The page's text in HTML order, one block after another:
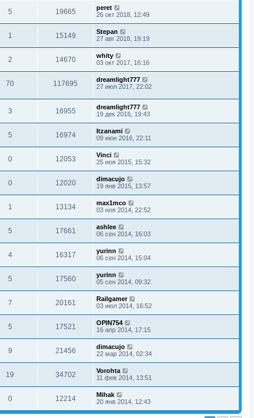
5 19665
peret
26 окт 2018, 12:49
1 15149
Stepan
27 авг 2018, 19:19
2 14670
whity
03 окт 2017, 16:16
70 117695
dreamlight777
27 июл 2017, 22:02
3 16955
dreamlight777
19 дек 2016, 19:43
5 16974
Itzanami
09 июн 2016, 22:11
0 12053
Vinci
25 ноя 2015, 15:32
0 12020
dimacujo
19 янв 2015, 13:57
1 13134
max1mco
03 ноя 2014, 22:52
5 17661
ashlee
06 сен 2014, 16:03
4 16317
yurinn
06 сен 2014, 15:04
5 17560
yurinn
05 сен 2014, 09:32
7 20161
Railgamer
03 июл 2014, 16:52
5 17521
OPIN754
16 апр 2014, 17:15
9 21456
dimacujo
22 мар 2014, 02:34
19 34702
Vorohta
11 фев 2014, 13:51
0 12214
Mihak
20 янв 2014, 12:43